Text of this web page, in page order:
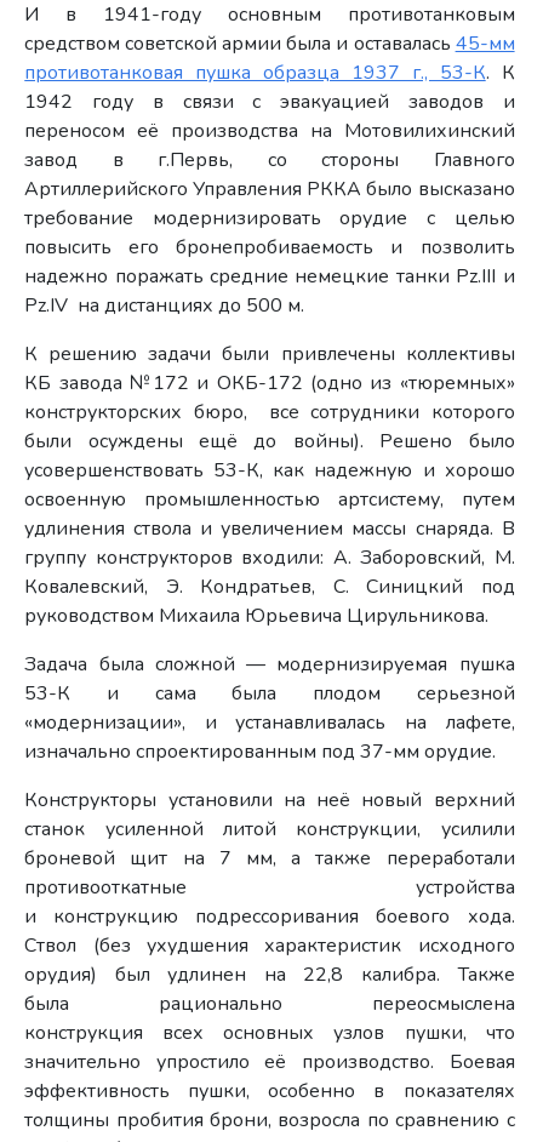
И в 1941-году основным противотанковым
средством советской армии была и оставалась45-мм
противотанковая пушка образца 1937 г., 53-К. К
1942 году в связи с эвакуацией заводов и
переносом её производства на Мотовилихинский
завод в г.Первь, со стороны Главного
Артиллерийского Управления РККА было высказано
требование модернизировать орудие с целью
повысить его бронепробиваемость и позволить
надежно поражать средние немецкие танки Pz.III и
Pz.IV на дистанциях до 500 м.
К решению задачи были привлечены коллективы
КБ завода №172 и ОКБ-172 (одно из «тюремных»
конструкторских бюро, все сотрудники которого
были осуждены ещё до войны). Решено было
усовершенствовать 53-К, как надежную и хорошо
освоенную промышленностью артсистему, путем
удлинения ствола и увеличением массы снаряда. В
группу конструкторов входили: А. Заборовский, М.
Ковалевский, Э. Кондратьев, С. Синицкий под
руководством Михаила Юрьевича Цирульникова.
Задача была сложной — модернизируемая пушка
53-К и сама была плодом серьезной
«модернизации», и устанавливалась на лафете,
изначально спроектированным под 37-мм орудие.
Конструкторы установили на неё новый верхний
станок усиленной литой конструкции, усилили
броневой щит на 7 мм, а также переработали
противооткатные устройства
и конструкцию подрессоривания боевого хода.
Ствол (без ухудшения характеристик исходного
орудия) был удлинен на 22,8 калибра. Также
была рационально переосмыслена
конструкция всех основных узлов пушки, что
значительно упростило её производство. Боевая
эффективность пушки, особенно в показателях
толщины пробития брони, возросла по сравнению с